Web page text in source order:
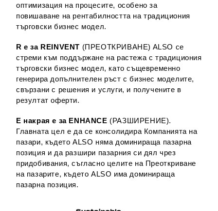
оптимизация на процесите, особено за
повишаване на рентабилността на традициония
търговски бизнес модел.
R е за REINVENT (ПРЕОТКРИВАНЕ) ALSO се
стреми към поддържане на растежа с традициония
търговски бизнес модел, като същевременно
генерира допълнителен ръст с бизнес моделите,
свързани с решения и услуги, и получените в
резултат оферти.
E накрая е за ENHANCE (РАЗШИРЕНИЕ).
Главната цел е да се консолидира Компанията на
пазари, където ALSO няма доминираща пазарна
позиция и да разшири пазарния си дял чрез
придобивания, съгласно целите на Преоткриване
на пазарите, където ALSO има доминираща
пазарна позиция.